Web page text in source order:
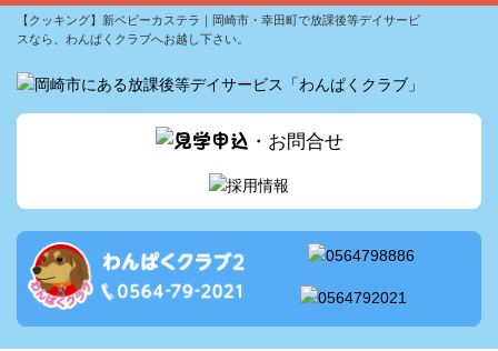
【クッキング】新ベビーカステラ｜岡崎市・幸田町で放課後等デイサービ
スなら、わんぱくクラブへお越し下さい。
サービス案内
1日の流れ
採用情報